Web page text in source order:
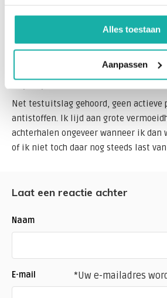
Alles toestaan
Aanpassen
Jac
Net testuitslag gehoord, geen actieve
antistoffen. Ik lijd aan grote
achterhalen ongeveer wanneer ik dan
of ik niet toch daar nog steeds last van
Laat een reactie achter
Naam
E-mail *Uw e-mailadres